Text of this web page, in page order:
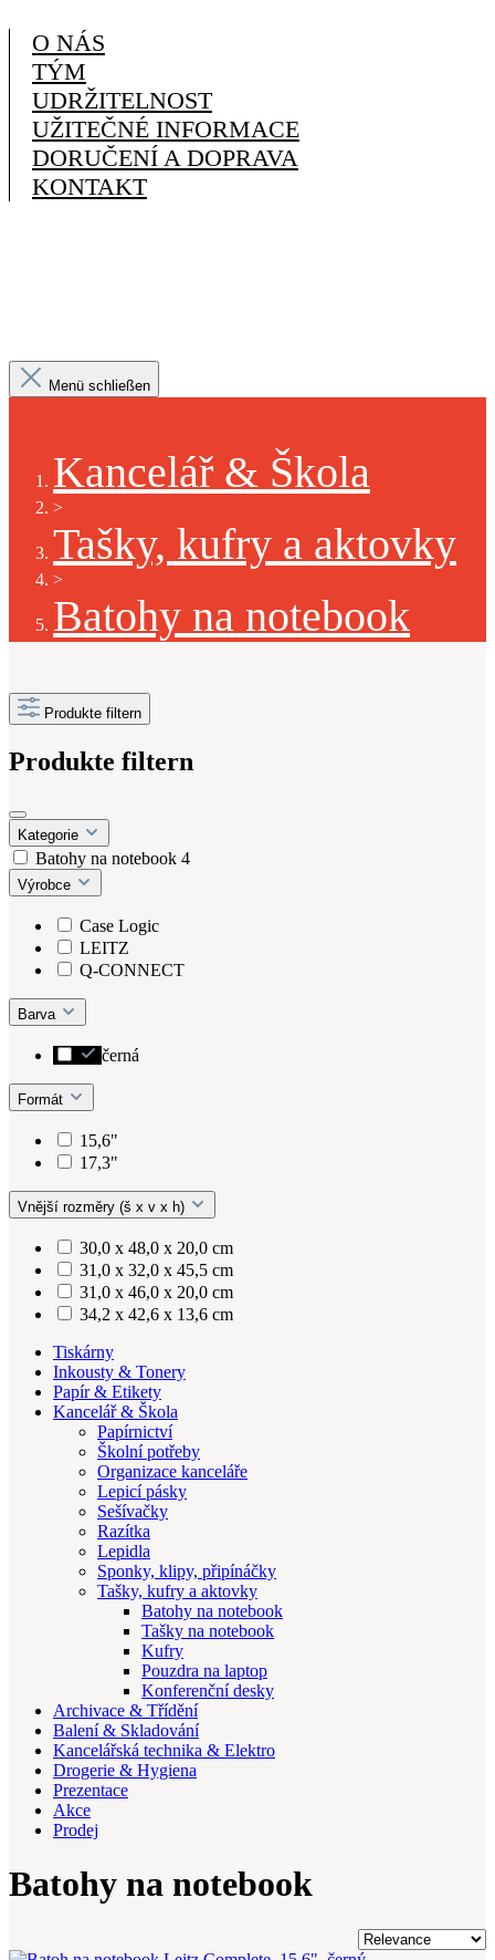
O NÁS
TÝM
UDRŽITELNOST
UŽITEČNÉ INFORMACE
DORUČENÍ A DOPRAVA
KONTAKT
Menü schließen
Kancelář & Škola
>
Tašky, kufry a aktovky
>
Batohy na notebook
Produkte filtern
Produkte filtern
Kategorie
Batohy na notebook 4
Výrobce
Case Logic
LEITZ
Q-CONNECT
Barva
černá
Formát
15,6"
17,3"
Vnější rozměry (š x v x h)
30,0 x 48,0 x 20,0 cm
31,0 x 32,0 x 45,5 cm
31,0 x 46,0 x 20,0 cm
34,2 x 42,6 x 13,6 cm
Tiskárny
Inkousty & Tonery
Papír & Etikety
Kancelář & Škola
Papírnictví
Školní potřeby
Organizace kanceláře
Lepicí pásky
Sešívačky
Razítka
Lepidla
Sponky, klipy, připínáčky
Tašky, kufry a aktovky
Batohy na notebook
Tašky na notebook
Kufry
Pouzdra na laptop
Konferenční desky
Archivace & Třídění
Balení & Skladování
Kancelářská technika & Elektro
Drogerie & Hygiena
Prezentace
Akce
Prodej
Batohy na notebook